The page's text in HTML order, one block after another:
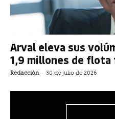
Arval eleva sus
1,9 millones de flota
Redacción - 30 de julio de 2026